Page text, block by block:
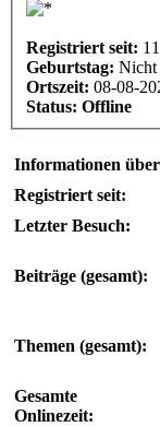
Registriert seit:
Geburtstag: Nicht
Ortszeit: 08-08-
Status: Offline
Informationen
Registriert seit:
Letzter Besuch:
Beiträge (gesamt):
Themen (gesamt):
Gesamte
Onlinezeit: